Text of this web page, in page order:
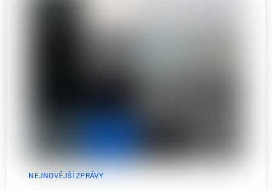
NEJNOVĚJŠÍ ZPRÁVY